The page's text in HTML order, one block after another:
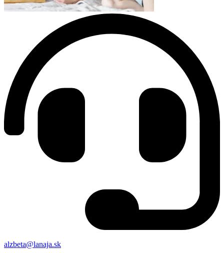
alzbeta@lanaja.sk